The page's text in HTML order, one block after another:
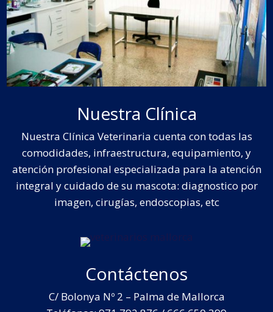
Nuestra Clínica
Nuestra Clínica Veterinaria cuenta con todas las
comodidades, infraestructura, equipamiento, y
atención profesional especializada para la atención
integral y cuidado de su mascota: diagnostico por
imagen, cirugías, endoscopias, etc
Contáctenos
C/ Bolonya Nº 2 – Palma de Mallorca